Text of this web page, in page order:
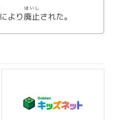
により廃止
はいし
された。